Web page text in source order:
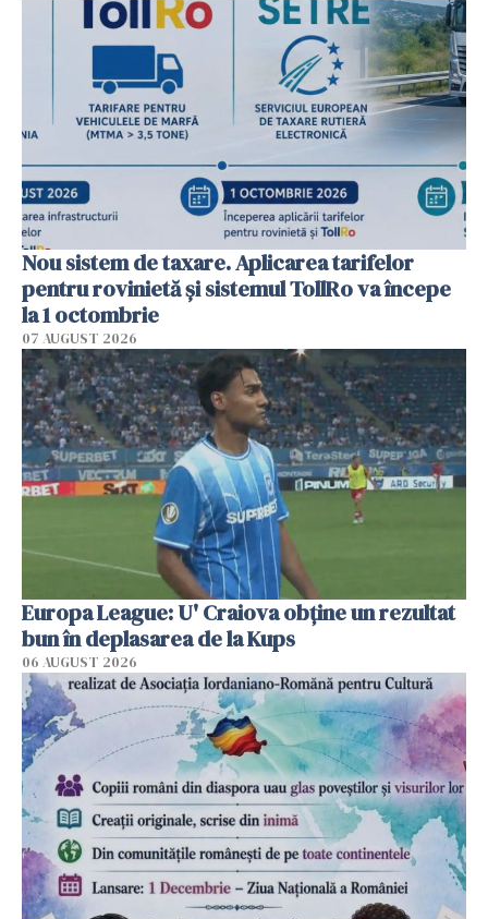
Nou sistem de taxare. Aplicarea tarifelor
pentru rovinietă şi sistemul TollRo va începe
la 1 octombrie
07 AUGUST 2026
Europa League: U' Craiova obține un rezultat
bun în deplasarea de la Kups
06 AUGUST 2026